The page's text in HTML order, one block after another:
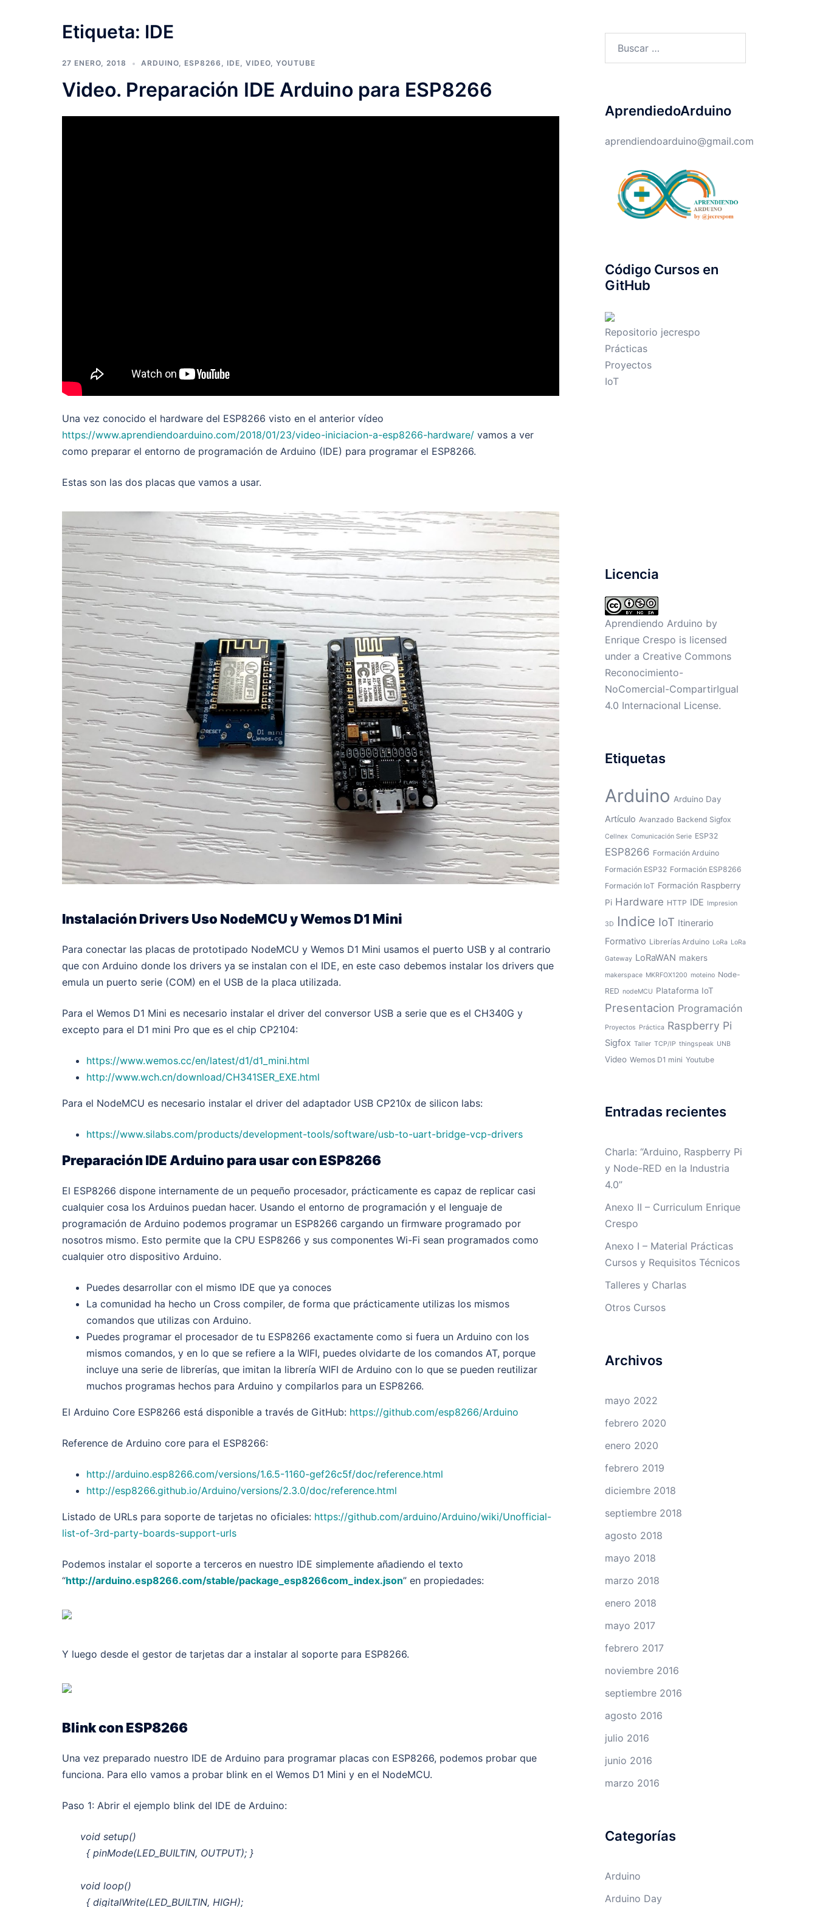
Etiqueta: IDE
27 ENERO, 2018 ARDUINO, ESP8266 , IDE, VIDEO, YOUTUBE
Video. Preparación IDE Arduino para ESP8266
Una vez conocido el hardware del ESP8266 visto en el anterior vídeo
https://www.aprendiendoarduino.com/2018/01/23/video-iniciacion-a-esp8266-hardware/ vamos a ver
como preparar el entorno de programación de Arduino (IDE) para programar el ESP8266.
Estas son las dos placas que vamos a usar.
Instalación Drivers Uso NodeMCU y Wemos D1 Mini
Para conectar las placas de prototipado NodeMCU y Wemos D1 Mini usamos el puerto USB y al contrario
que con Arduino donde los drivers ya se instalan con el IDE, en este caso debemos instalar los drivers que
emula un puerto serie (COM) en el USB de la placa utilizada.
Para el Wemos D1 Mini es necesario instalar el driver del conversor USB a serie que es el CH340G y
excepto para el D1 mini Pro que es el chip CP2104:
https://www.wemos.cc/en/latest/d1/d1_mini.html
http://www.wch.cn/download/CH341SER_EXE.html
Para el NodeMCU es necesario instalar el driver del adaptador USB CP210x de silicon labs:
https://www.silabs.com/products/development-tools/software/usb-to-uart-bridge-vcp-drivers
Preparación IDE Arduino para usar con ESP8266
El ESP8266 dispone internamente de un pequeño procesador, prácticamente es capaz de replicar casi
cualquier cosa los Arduinos puedan hacer. Usando el entorno de programación y el lenguaje de
programación de Arduino podemos programar un ESP8266 cargando un firmware programado por
nosotros mismo. Esto permite que la CPU ESP8266 y sus componentes Wi-Fi sean programados como
cualquier otro dispositivo Arduino.
Puedes desarrollar con el mismo IDE que ya conoces
La comunidad ha hecho un Cross compiler, de forma que prácticamente utilizas los mismos
comandos que utilizas con Arduino.
Puedes programar el procesador de tu ESP8266 exactamente como si fuera un Arduino con los
mismos comandos, y en lo que se refiere a la WIFI, puedes olvidarte de los comandos AT, porque
incluye una serie de librerías, que imitan la librería WIFI de Arduino con lo que se pueden reutilizar
muchos programas hechos para Arduino y compilarlos para un ESP8266.
El Arduino Core ESP8266 está disponible a través de GitHub: https://github.com/esp8266/Arduino
Reference de Arduino core para el ESP8266:
http://arduino.esp8266.com/versions/1.6.5-1160-gef26c5f/doc/reference.html
http://esp8266.github.io/Arduino/versions/2.3.0/doc/reference.html
Listado de URLs para soporte de tarjetas no oficiales: https://github.com/arduino/Arduino/wiki/Unofficial-
list-of-3rd-party-boards-support-urls
Podemos instalar el soporte a terceros en nuestro IDE simplemente añadiendo el texto
“http://arduino.esp8266.com/stable/package_esp8266com_index.json” en propiedades:
Y luego desde el gestor de tarjetas dar a instalar al soporte para ESP8266.
Blink con ESP8266
Una vez preparado nuestro IDE de Arduino para programar placas con ESP8266, podemos probar que
funciona. Para ello vamos a probar blink en el Wemos D1 Mini y en el NodeMCU.
Paso 1: Abrir el ejemplo blink del IDE de Arduino:
void setup()
{ pinMode(LED_BUILTIN, OUTPUT); }
void loop()
{ digitalWrite(LED_BUILTIN, HIGH);
AprendiedoArduino
aprendiendoarduino@gmail.com
Código Cursos en
GitHub
Repositorio jecrespo
Prácticas
Proyectos
IoT
Licencia
Aprendiendo Arduino by
Enrique Crespo is licensed
under a Creative Commons
Reconocimiento-
NoComercial-CompartirIgual
4.0 Internacional License.
Etiquetas
Arduino Arduino Day
Artículo Avanzado Backend Sigfox
Cellnex Comunicación Serie ESP32
ESP8266 Formación Arduino
Formación ESP32 Formación ESP8266
Formación IoT Formación Raspberry
Pi Hardware HTTP IDE Impresion
3D Indice IoT Itinerario
Formativo Librerías Arduino LoRa LoRa
Gateway LoRaWAN makers
makerspace MKRFOX1200 moteino Node-
RED nodeMCU Plataforma IoT
Presentacion Programación
Proyectos Práctica Raspberry Pi
Sigfox Taller TCP/IP thingspeak UNB
Video Wemos D1 mini Youtube
Entradas recientes
Charla: “Arduino, Raspberry Pi
y Node-RED en la Industria
4.0”
Anexo II – Curriculum Enrique
Crespo
Anexo I – Material Prácticas
Cursos y Requisitos Técnicos
Talleres y Charlas
Otros Cursos
Archivos
mayo 2022
febrero 2020
enero 2020
febrero 2019
diciembre 2018
septiembre 2018
agosto 2018
mayo 2018
marzo 2018
enero 2018
mayo 2017
febrero 2017
noviembre 2016
septiembre 2016
agosto 2016
julio 2016
junio 2016
marzo 2016
Categorías
Arduino
Arduino Day